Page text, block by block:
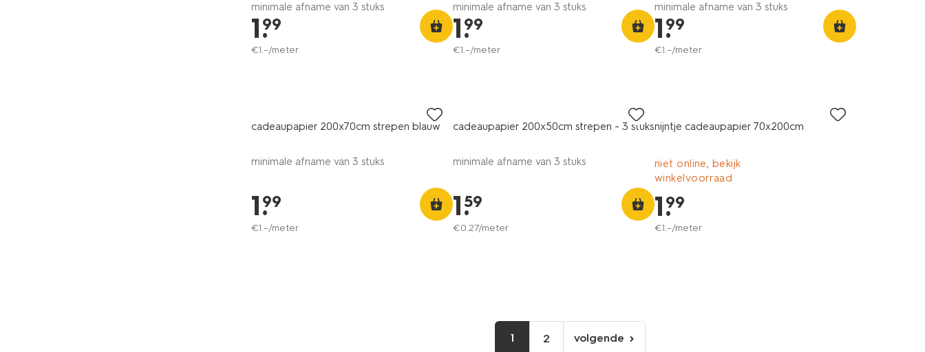
minimale afname van 3 stuks
1.
99
€1.–/meter
minimale afname van 3 stuks
1.
99
€1.–/meter
minimale afname van 3 stuks
1.
99
€1.–/meter
cadeaupapier 200x70cm strepen blauw
minimale afname van 3 stuks
1.
99
€1.–/meter
cadeaupapier 200x50cm strepen - 3 stuks
minimale afname van 3 stuks
1.
59
€0.27/meter
nijntje cadeaupapier 70x200cm
niet online, bekijk
winkelvoorraad
1.
99
€1.–/meter
1 2
volgende
volgende